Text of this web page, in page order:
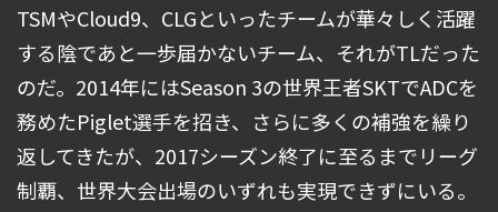
TSMやCloud9、CLGといったチームが華々しく活躍
する陰であと一歩届かないチーム、それがTLだった
のだ。2014年にはSeason 3の世界王者SKTでADCを
務めたPiglet選手を招き、さらに多くの補強を繰り
返してきたが、2017シーズン終了に至るまでリーグ
制覇、世界大会出場のいずれも実現できずにいる。